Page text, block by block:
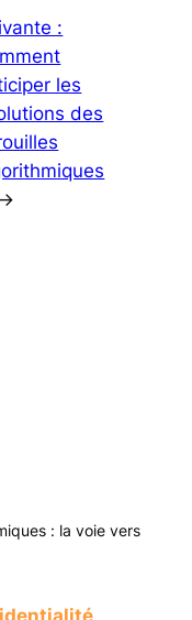
:
les
des
→
: la voie vers